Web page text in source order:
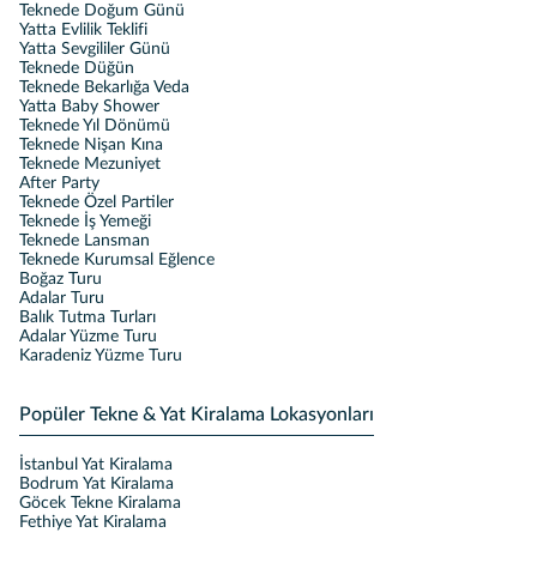
Teknede Doğum Günü
Yatta Evlilik Teklifi
Yatta Sevgililer Günü
Teknede Düğün
Teknede Bekarlığa Veda
Yatta Baby Shower
Teknede Yıl Dönümü
Teknede Nişan Kına
Teknede Mezuniyet
After Party
Teknede Özel Partiler
Teknede İş Yemeği
Teknede Lansman
Teknede Kurumsal Eğlence
Boğaz Turu
Adalar Turu
Balık Tutma Turları
Adalar Yüzme Turu
Karadeniz Yüzme Turu
Popüler Tekne & Yat Kiralama Lokasyonları
İstanbul Yat Kiralama
Bodrum Yat Kiralama
Göcek Tekne Kiralama
Fethiye Yat Kiralama